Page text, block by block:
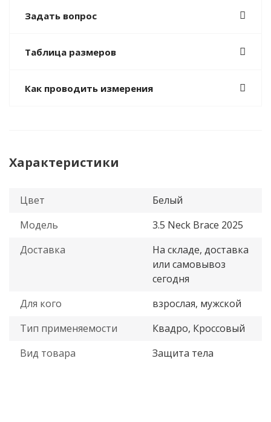
Задать вопрос
Таблица размеров
Как проводить измерения
Характеристики
Цвет
Белый
Модель
3.5 Neck Brace 2025
Доставка
На складе, доставка
или самовывоз
сегодня
Для кого
взрослая, мужской
Тип применяемости
Квадро, Кроссовый
Вид товара
Защита тела